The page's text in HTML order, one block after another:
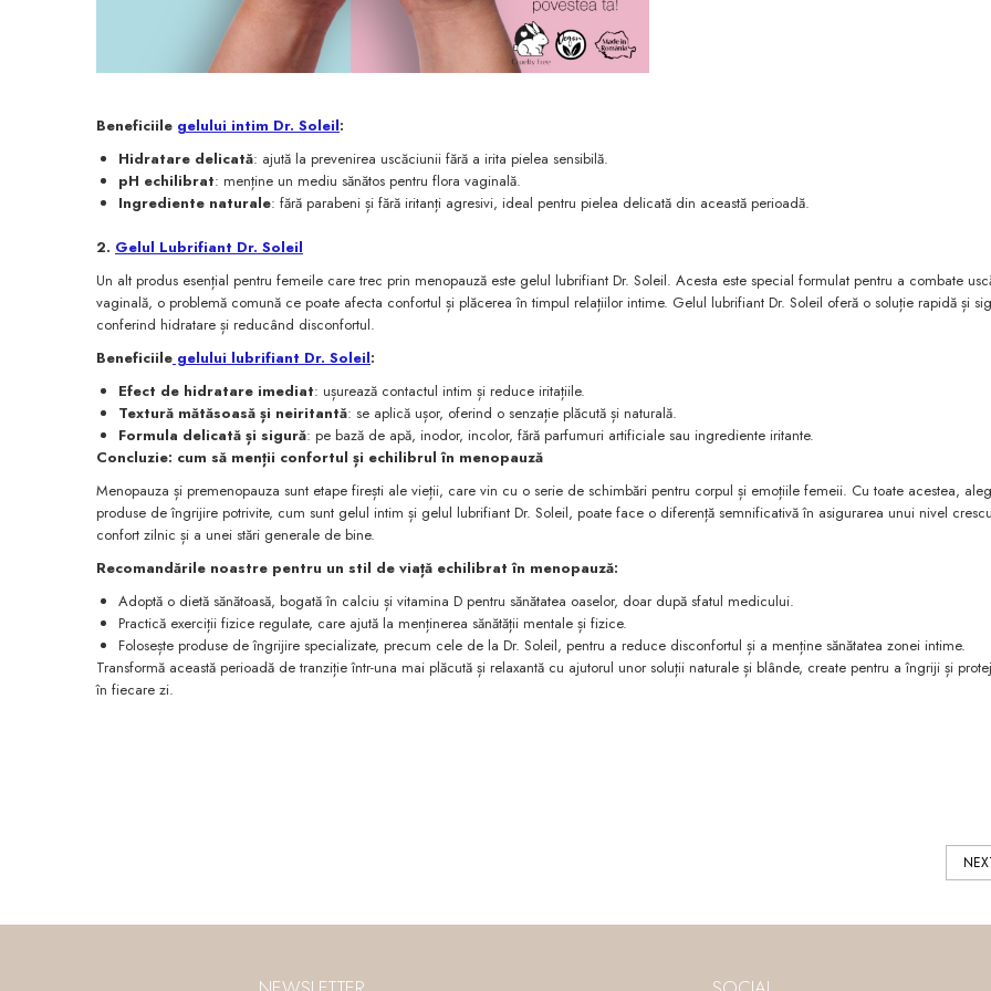
Beneficiile gelului intim Dr. Soleil:
Hidratare delicată: ajută la prevenirea uscăciunii fără a irita pielea sensibilă.
pH echilibrat: menține un mediu sănătos pentru flora vaginală.
Ingrediente naturale: fără parabeni și fără iritanți agresivi, ideal pentru pielea delicată din această perioadă.
2. Gelul Lubrifiant Dr. Soleil
Un alt produs esențial pentru femeile care trec prin menopauză este gelul lubrifiant Dr. Soleil. Acesta este special formulat pentru a combate
vaginală, o problemă comună ce poate afecta confortul și plăcerea în timpul relațiilor intime. Gelul lubrifiant Dr. Soleil oferă o soluție rapidă și
conferind hidratare și reducând disconfortul.
Beneficiile gelului lubrifiant Dr. Soleil:
Efect de hidratare imediat: ușurează contactul intim și reduce iritațiile.
Textură mătăsoasă și neiritantă: se aplică ușor, oferind o senzație plăcută și naturală.
Formula delicată și sigură: pe bază de apă, inodor, incolor, fără parfumuri artificiale sau ingrediente iritante.
Concluzie: cum să menții confortul și echilibrul în menopauză
Menopauza și premenopauza sunt etape firești ale vieții, care vin cu o serie de schimbări pentru corpul și emoțiile femeii. Cu toate acestea,
produse de îngrijire potrivite, cum sunt gelul intim și gelul lubrifiant Dr. Soleil, poate face o diferență semnificativă în asigurarea unui nivel
confort zilnic și a unei stări generale de bine.
Recomandările noastre pentru un stil de viață echilibrat în menopauză:
Adoptă o dietă sănătoasă, bogată în calciu și vitamina D pentru sănătatea oaselor, doar după sfatul medicului.
Practică exerciții fizice regulate, care ajută la menținerea sănătății mentale și fizice.
Folosește produse de îngrijire specializate, precum cele de la Dr. Soleil, pentru a reduce disconfortul și a menține sănătatea zonei intime.
Transformă această perioadă de tranziție într-una mai plăcută și relaxantă cu ajutorul unor soluții naturale și blânde, create pentru a îngriji și
în fiecare zi.